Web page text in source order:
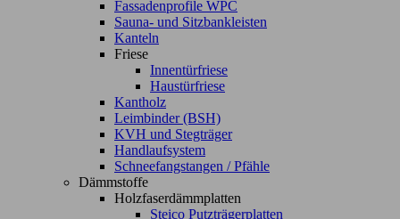
Fassadenprofile WPC
Sauna- und Sitzbankleisten
Kanteln
Friese
Innentürfriese
Haustürfriese
Kantholz
Leimbinder (BSH)
KVH und Stegträger
Handlaufsystem
Schneefangstangen / Pfähle
Dämmstoffe
Holzfaserdämmplatten
Steico Putzträgerplatten